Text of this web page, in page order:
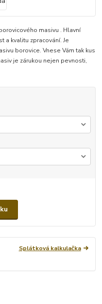
masivu . Hlavní
a kvalitu zpracování. Je
borovice. Vnese Vám tak kus
je zárukou nejen pevnosti,
Splátková kalkulačka